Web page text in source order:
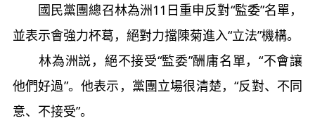
國民黨團總召林為洲11日重申反對“監委”名單，
並表示會強力杯葛，絕對力擋陳菊進入“立法”機構。
林為洲説，絕不接受“監委”酬庸名單，“不會讓
他們好過”。他表示，黨團立場很清楚，“反對、不同
意、不接受”。